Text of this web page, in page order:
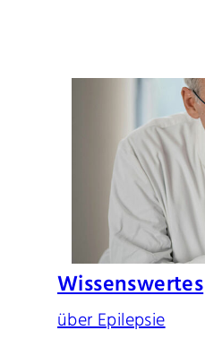
Wissenswertes
über Epilepsie